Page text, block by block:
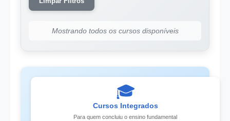
Mostrando todos os cursos disponíveis
🎓
Cursos Integrados
Para quem concluiu o ensino fundamental